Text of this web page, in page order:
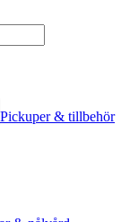
Pickuper & tillbehör